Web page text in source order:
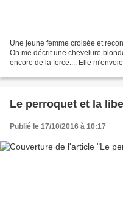
Une jeune femme croisée et
On me décrit une chevelure
encore de la force.... Elle
Le perroquet et la
Publié le 17/10/2016 à 10:17